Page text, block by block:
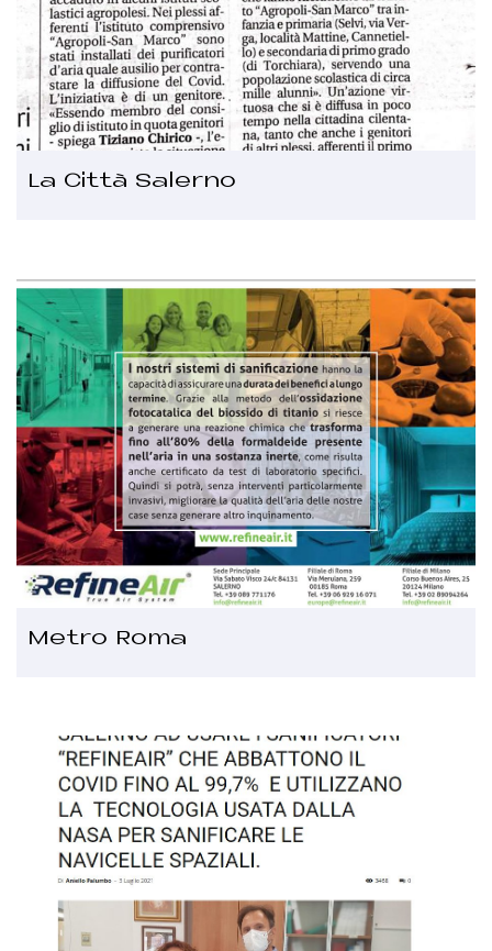
La Città Salerno
Metro Roma